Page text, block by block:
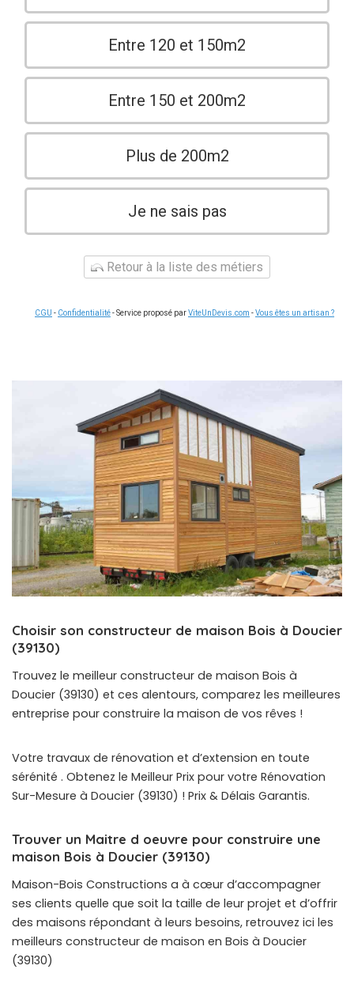
Entre 120 et 150m2
Entre 150 et 200m2
Plus de 200m2
Je ne sais pas
Retour à la liste des métiers
CGU - Confidentialité- Service proposé parViteUnDevis.com -Vous êtes un artisan ?
Choisir son constructeur de maison Bois à Doucier
(39130)
Trouvez le meilleur constructeur de maison Bois à
Doucier (39130) et ces alentours, comparez les meilleures
entreprise pour construire la maison de vos rêves !
Votre travaux de rénovation et d’extension en toute
sérénité . Obtenez le Meilleur Prix pour votre Rénovation
Sur-Mesure à Doucier (39130) ! Prix & Délais Garantis.
Trouver un Maitre d oeuvre pour construire une
maison Bois à Doucier (39130)
Maison-Bois Constructions a à cœur d’accompagner
ses clients quelle que soit la taille de leur projet et d’offrir
des maisons répondant à leurs besoins, retrouvez ici les
meilleurs constructeur de maison en Bois à Doucier
(39130)